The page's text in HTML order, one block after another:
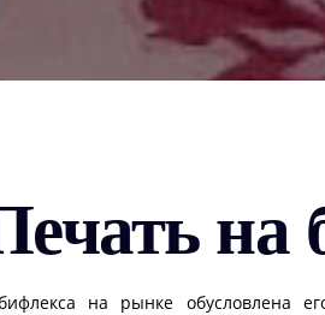
на
на рынке обусловлена